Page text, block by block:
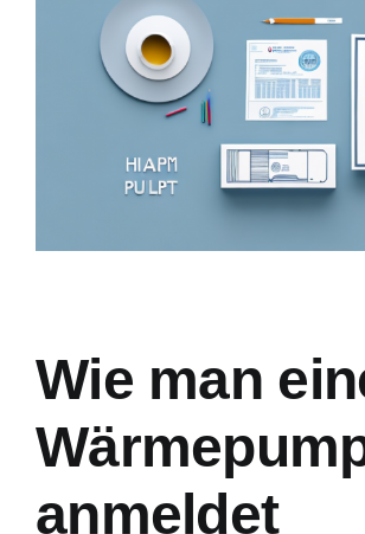
Wie man
anmeldet